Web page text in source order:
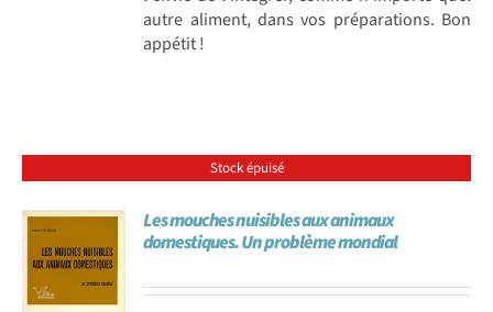
autre aliment, dans vos préparations. Bon
appétit !
Stock épuisé
Les mouches nuisibles aux animaux
domestiques. Un problème mondial